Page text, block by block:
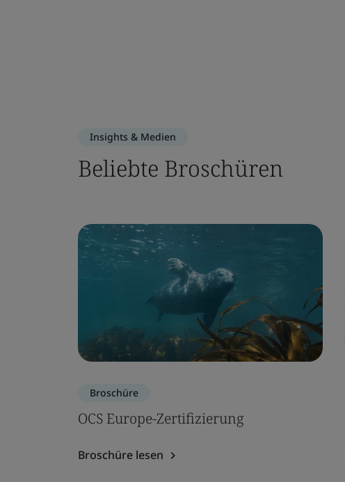
Insights & Medien
Beliebte Broschüren
Broschüre
OCS Europe-Zertifizierung
Broschüre lesen